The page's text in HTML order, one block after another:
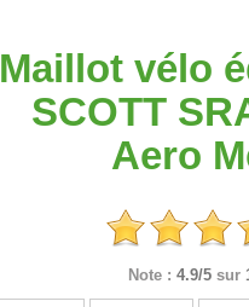
Maillot vélo
SCOTT
Aero
Note : 4.9/5 sur